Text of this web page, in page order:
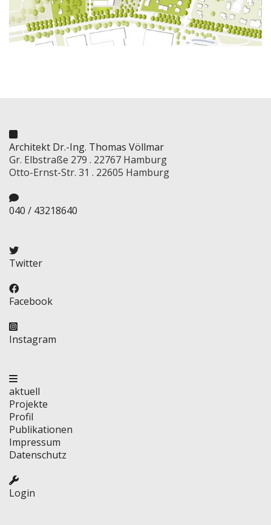
Architekt Dr.-Ing. Thomas Völlmar
Gr. Elbstraße 279 . 22767 Hamburg
Otto-Ernst-Str. 31 . 22605 Hamburg
040 / 43218640
Twitter
Facebook
Instagram
aktuell
Projekte
Profil
Publikationen
Impressum
Datenschutz
Login